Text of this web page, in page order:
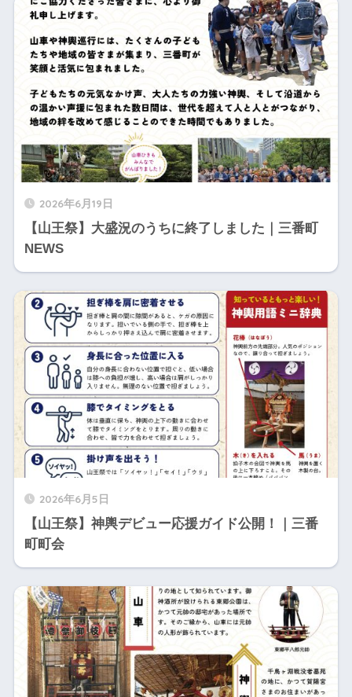
2026年6月19日
【山王祭】大盛況のうちに終了しました｜三番町
NEWS
2026年6月5日
【山王祭】神輿デビュー応援ガイド公開！｜三番
町町会